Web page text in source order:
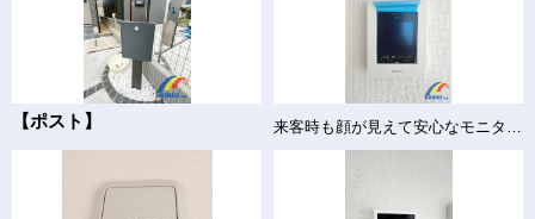
【ポスト】 来客時も顔が見えて安心なモニター付きインターホン